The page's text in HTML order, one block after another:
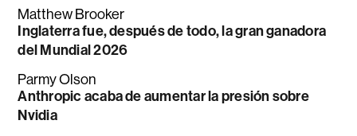
Matthew Brooker
Inglaterra fue, después de todo, la gran ganadora
del Mundial 2026
Parmy Olson
Anthropic acaba de aumentar la presión sobre
Nvidia